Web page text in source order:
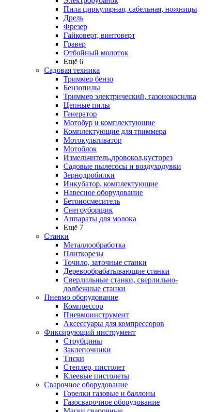
Пила циркулярная, сабельная, ножницы
Дрель
Фрезер
Гайковерт, винтоверт
Гравер
Отбойный молоток
Ещё 6
Садовая техника
Триммер бензо
Бензопилы
Триммер электрический, газонокосилка
Цепные пилы
Генератор
Мотобур и комплектующие
Комплектующие для триммера
Мотокультиватор
Мотоблок
Измельчитель,дровокол,кусторез
Садовые пылесосы и воздуходувки
Зернодробилки
Инкубатор, комплектующие
Навесное оборудование
Бетоносмеситель
Снегоуборщик
Аппараты для молока
Ещё 7
Станки
Металлообработка
Плиткорезы
Точило, заточные станки
Деревообрабатывающие станки
Сверлильные станки, сверлильно-
долбежные станки
Пневмо оборудование
Компрессор
Пневмоинструмент
Аксессуары для компрессоров
Фиксирующий инструмент
Струбцины
Заклепочники
Тиски
Степлер, пистолет
Клеевые пистолеты
Сварочное оборудование
Горелки газовые и баллоны
Газосварочное оборудование